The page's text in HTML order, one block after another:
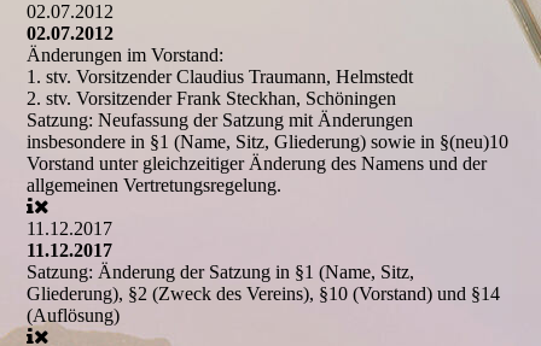
02.07.2012
02.07.2012
Änderungen im Vorstand:
1. stv. VorsitzenderClaudius Traumann, Helmstedt
2. stv. VorsitzenderFrank Steckhan, Schöningen
Satzung:Neufassung der Satzung mit Änderungen
insbesondere in §1 (Name, Sitz, Gliederung) sowie in §(neu)10
Vorstand unter gleichzeitiger Änderung des Namens und der
allgemeinen Vertretungsregelung.
11.12.2017
11.12.2017
Satzung: Änderung der Satzung in §1 (Name, Sitz,
Gliederung), §2 (Zweck des Vereins), §10 (Vorstand) und §14
(Auflösung)